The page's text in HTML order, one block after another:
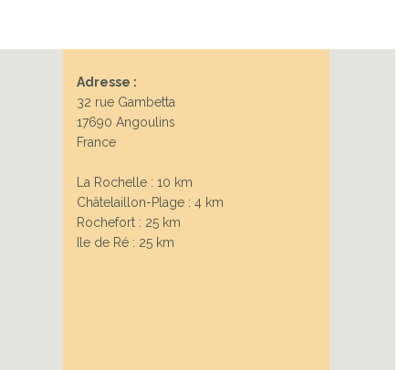
Adresse :
32 rue Gambetta
17690 Angoulins
France
La Rochelle : 10 km
Châtelaillon-Plage : 4 km
Rochefort : 25 km
Ile de Ré : 25 km